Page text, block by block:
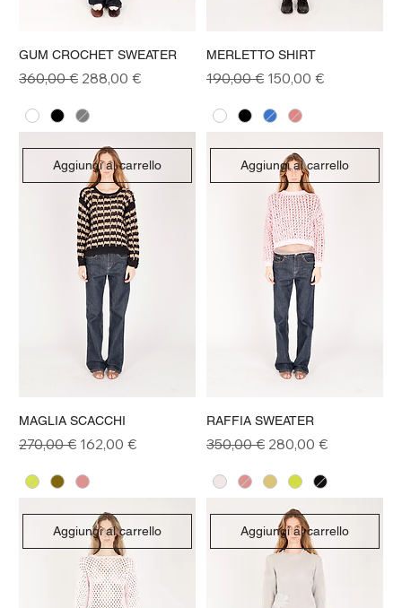
GUM CROCHET SWEATER
Prezzo regolare
360,00 € Prezzo scontato
288,00 €
MERLETTO SHIRT
Prezzo regolare
190,00 € Prezzo scontato
150,00 €
Aggiungi al carrello
MAGLIA SCACCHI
Prezzo regolare
270,00 € Prezzo scontato
162,00 €
Aggiungi al carrello
RAFFIA SWEATER
Prezzo regolare
350,00 € Prezzo scontato
280,00 €
Aggiungi al carrello Aggiungi al carrello